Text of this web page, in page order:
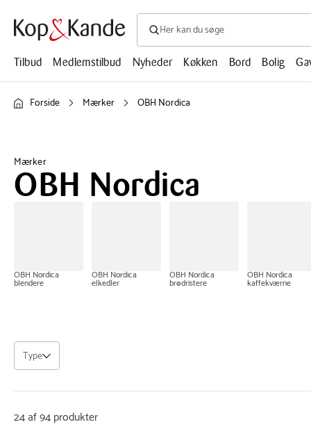
Søg efter produkter, artikler,
Søg
efter
artikler,
Tilbud
Medlemstilbud Nyheder Køkken Bord Bolig
Forside Mærker OBH Nordica
Mærker
OBH Nordica
OBH Nordica
blendere
OBH Nordica
elkedler
OBH Nordica
brødristere
OBH Nordica
kaffekværne
Type
24 af 94 produkter